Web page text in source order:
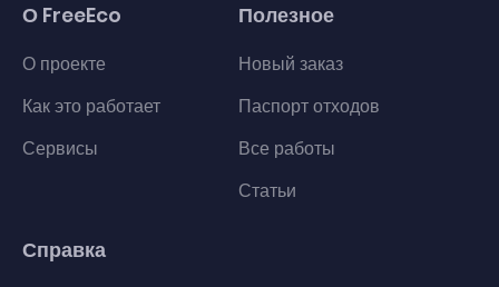
О FreeEco
О проекте
Как это работает
Сервисы
Полезное
Новый заказ
Паспорт отходов
Все работы
Статьи
Справка